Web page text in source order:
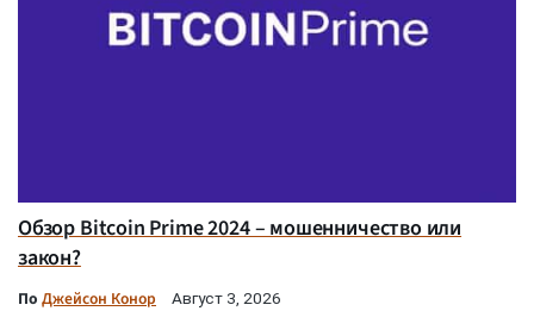
Обзор Bitcoin Prime 2024 – мошенничество или
закон?
По Джейсон Конор Август 3, 2026